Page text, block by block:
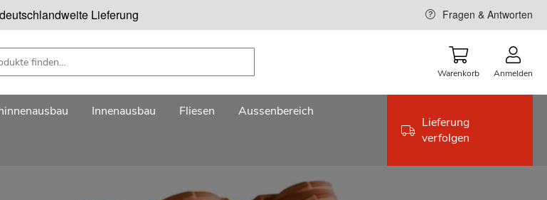
deutschlandweite Lieferung Fragen & Antworten
Warenkorb Anmelden
Innenausbau Fliesen Aussenbereich
Lieferung
verfolgen